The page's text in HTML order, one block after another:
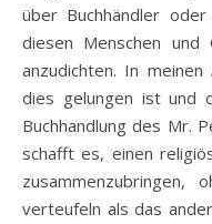
über Buchhändler oder
diesen Menschen
anzudichten. In
dies gelungen ist und
Buchhandlung des Mr.
schafft es, einen
verteufeln als das